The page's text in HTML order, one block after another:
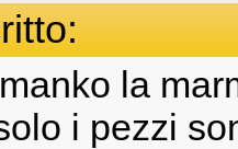
la
i pezzi